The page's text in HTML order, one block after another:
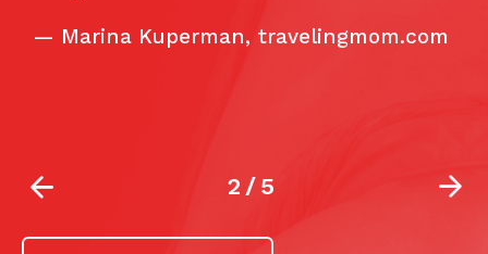
—Marina Kuperman, travelingmom.com
2/5